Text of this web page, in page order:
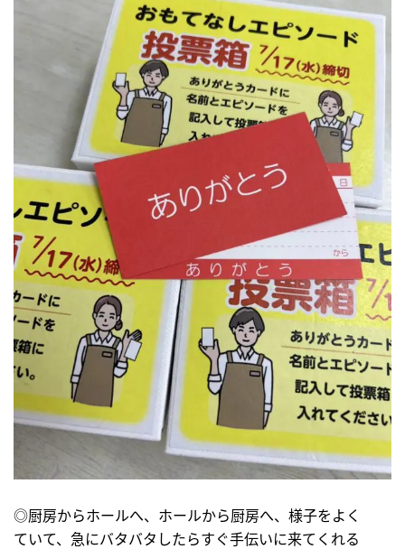
◎厨房からホールへ、ホールから厨房へ、様子をよく
ていて、急にバタバタしたらすぐ手伝いに来てくれる